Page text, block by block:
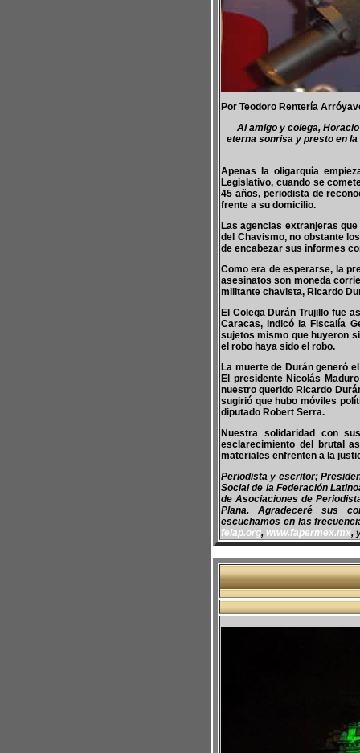
Por Teodoro Rentería
Al amigo y colega,
eterna sonrisa y presto en
Apenas la oligarquía
Legislativo, cuando se
45 años, periodista de
frente a su domicilio.
Las agencias extranjeras
del Chavismo, no obstante
de encabezar sus informes
Como era de esperarse, la
asesinatos son moneda
militante chavista, Ricardo
El Colega Durán Trujillo fue
Caracas, indicó la Fiscalía
sujetos mismo que huyeron
el robo haya sido el robo.
La muerte de Durán generó
El presidente Nicolás
nuestro querido Ricardo
sugirió que hubo móviles
diputado Robert Serra.
Nuestra solidaridad con
esclarecimiento del brutal
materiales enfrenten a la
Periodista y escritor;
Social de la Federación
de Asociaciones de
Plana. Agradeceré sus
escuchamos en las
felap.org, www.fapermex.mx,